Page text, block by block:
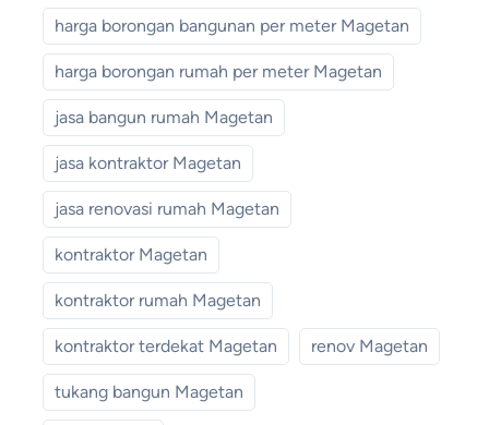
harga borongan bangunan per meter Magetan
harga borongan rumah per meter Magetan
jasa bangun rumah Magetan
jasa kontraktor Magetan
jasa renovasi rumah Magetan
kontraktor Magetan
kontraktor rumah Magetan
kontraktor terdekat Magetan renov Magetan
tukang bangun Magetan